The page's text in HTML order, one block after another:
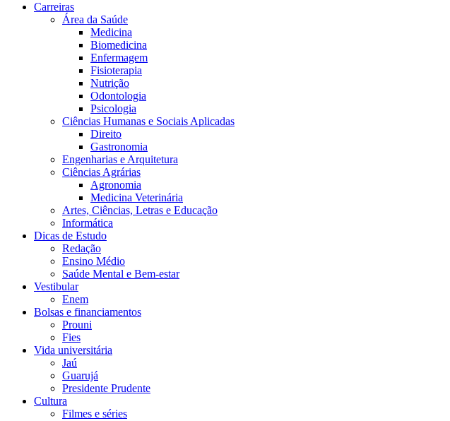
Carreiras
Área da Saúde
Medicina
Biomedicina
Enfermagem
Fisioterapia
Nutrição
Odontologia
Psicologia
Ciências Humanas e Sociais Aplicadas
Direito
Gastronomia
Engenharias e Arquitetura
Ciências Agrárias
Agronomia
Medicina Veterinária
Artes, Ciências, Letras e Educação
Informática
Dicas de Estudo
Redação
Ensino Médio
Saúde Mental e Bem-estar
Vestibular
Enem
Bolsas e financiamentos
Prouni
Fies
Vida universitária
Jaú
Guarujá
Presidente Prudente
Cultura
Filmes e séries